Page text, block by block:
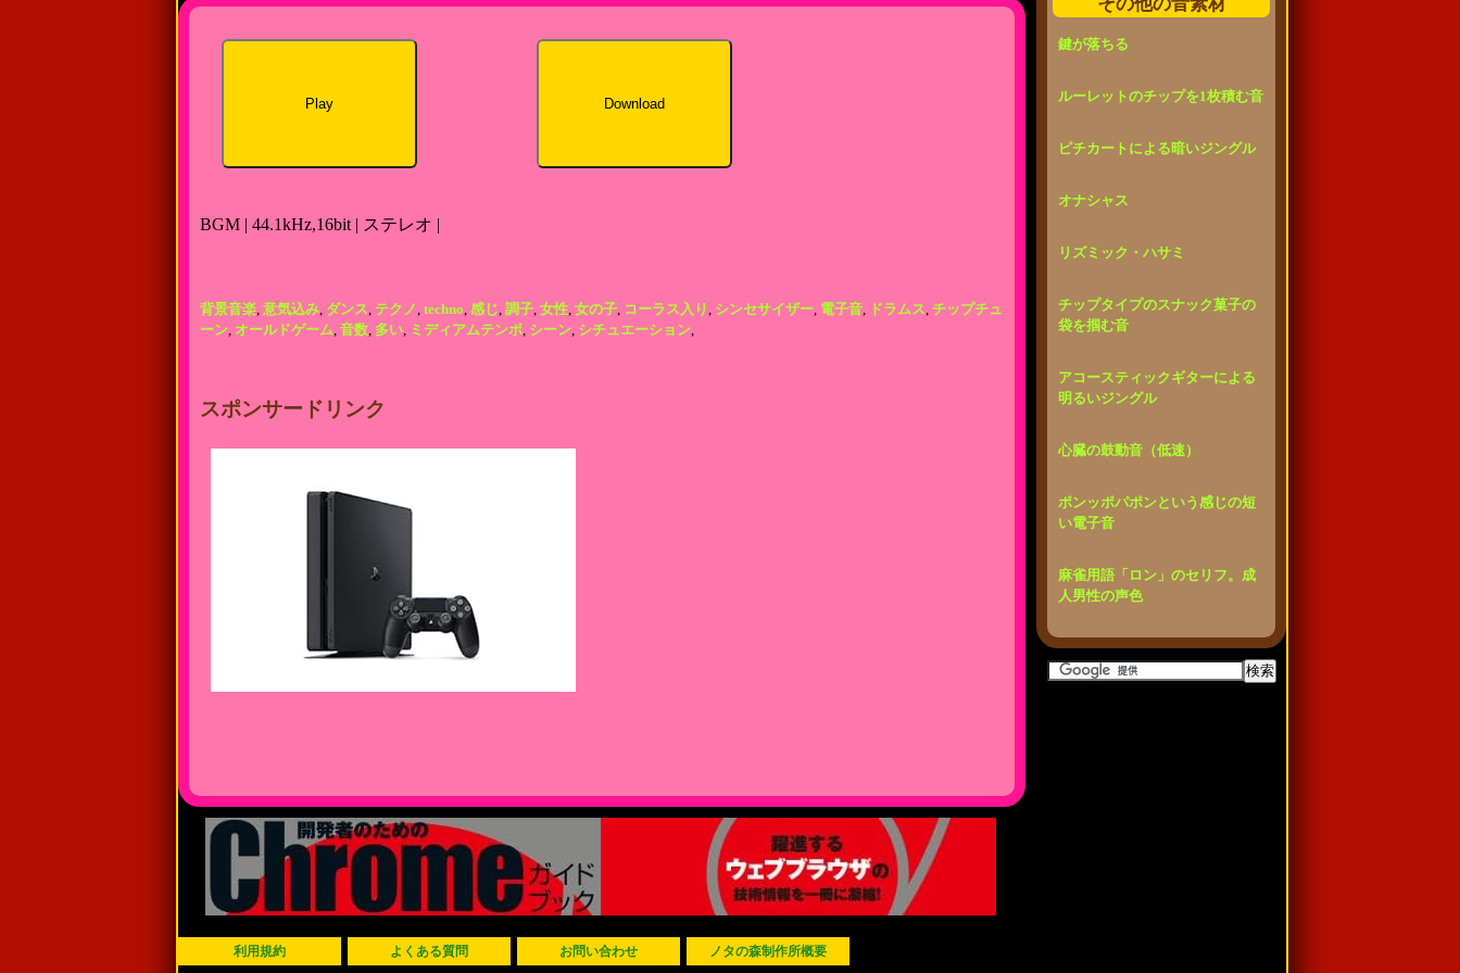
Play Download
BGM | 44.1kHz,16bit | ステレオ |
背景音楽, 意気込み, ダンス, テクノ, techno, 感じ, 調子, 女性, 女の子, コーラス入り, シンセサイザー, 電子音, ドラムス, チップチュ
ーン, オールドゲーム, 音数, 多い, ミディアムテンポ, シーン, シチュエーション,
スポンサードリンク
鍵が落ちる
ルーレットのチップを1枚積む音
ピチカートによる暗いジングル
オナシャス
リズミック・ハサミ
チップタイプのスナック菓子の
袋を掴む音
アコースティックギターによる
明るいジングル
心臓の鼓動音（低速）
ポンッポパポンという感じの短
い電子音
麻雀用語「ロン」のセリフ。成
人男性の声色
利用規約 よくある質問 お問い合わせ ノタの森制作所概要